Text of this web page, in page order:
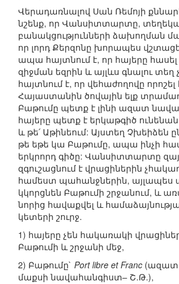
Վերադառնալով Սան Ռեմոյի
նշենք, որ Վանսիտտարտը,
բանակցությունների ձախողման
որ լորդ Քերզոնը խորապես
ապա հայտնում է, որ հայերը
զիջման եզրին և այլևս գնալու
հայտնում է, որ վեհաժողովը
Հայաստանին ծովային ելք
Բաթումը պետք է լինի ազատ
հայերը պետք է երկաթգիծ ունենան
և թե՛ Աթինեում: Այստեղ Չխեիձեն
թե եթե կա Բաթումը, ապա ինչի
երկրորդ գիծը: Վանսիտտարտը
զգուշացնում է վրացիներին
համեստ պահանջներին, այլապես
կկորցնեն Բաթումի շրջանում, և
նորից հավաքվել և
կետերի շուրջ.
1) հայերը չեն հակառակի
Բաթումի և շրջանի մեջ,
2) Բաթումը` Port libre et Franc (ազատ
մաքսի նավահանգիստ– Շ.Թ.),